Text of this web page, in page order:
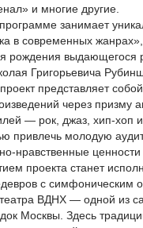
и многие другие.
занимает
в современных
рождения выдающегося
Григорьевича
представляет
через призму
— рок, джаз, хип-хоп
привлечь молодую
нравственные ценности
проекта станет
с симфоническим
ВДНХ — одной из
Москвы. Здесь